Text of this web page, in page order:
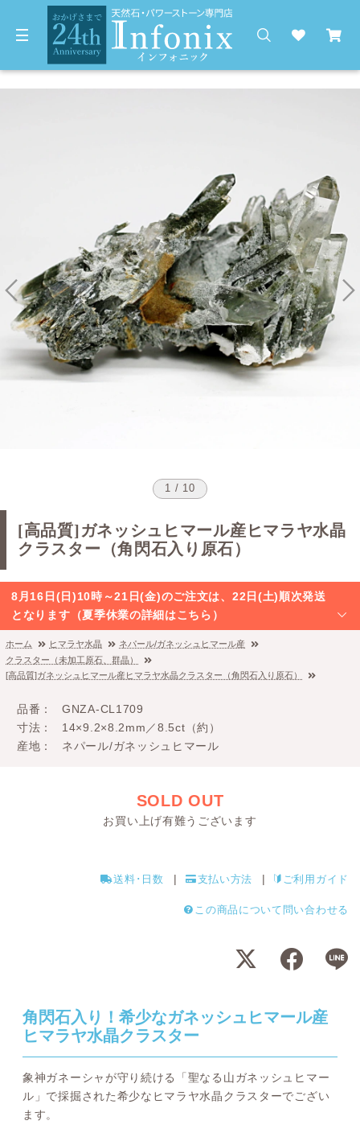
1 / 10
[高品質]ガネッシュヒマール産ヒマラヤ水晶
クラスター（角閃石入り原石）
8月16日(日)10時～21日(金)のご注文は、22日(土)順次発送
となります（夏季休業の詳細はこちら）
ホーム ヒマラヤ水晶
ネパール/ガネッシュヒマール産
クラスター（未加工原石、群晶）
[高品質]ガネッシュヒマール産ヒマラヤ水晶クラスター（角閃石入り原石）
品番
GNZA-CL1709
寸法
14×9.2×8.2mm／8.5ct（約）
産地
ネパール/ガネッシュヒマール
SOLD OUT
お買い上げ有難うございます
送料･日数 支払い方法 ご利用ガイド
この商品について問い合わせる
角閃石入り！希少なガネッシュヒマール産
ヒマラヤ水晶クラスター
象神ガネーシャが守り続ける「聖なる山ガネッシュヒマー
ル」で採掘された希少なヒマラヤ水晶クラスターでござい
ます。